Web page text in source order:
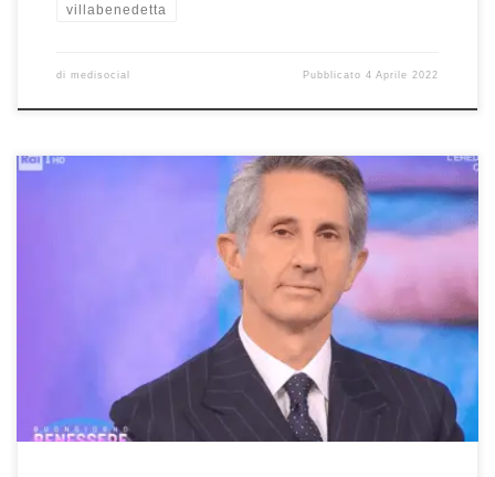
villabenedetta
di medisocial Pubblicato4 Aprile 2022
Terapie conservative e tecniche innovative nella chirurgia
ortopedica Prof. Francesco Franceschi ortopedico e chirurgo della
spalla a Roma – Responsabile di Ortopedia all’Ospedale San
Pietro Fatebenefratelli e Professore all’Unicamillus di Roma–
Intervista a “Buongiorno Benessere” su Rai1 del 2/4/2022. Se
avete perso l’intervista o volete rivederla, potete guardarla qui.